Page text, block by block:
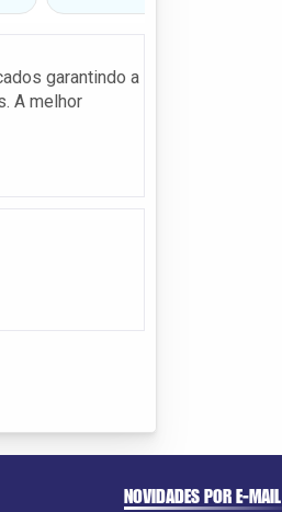
garantindo a
A melhor
NOVIDADES POR E-MAIL